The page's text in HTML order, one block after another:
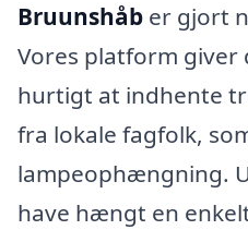
Bruunshåb er gjort
Vores platform
hurtigt at indhente
fra lokale fagfolk,
lampeophængning.
have hængt en